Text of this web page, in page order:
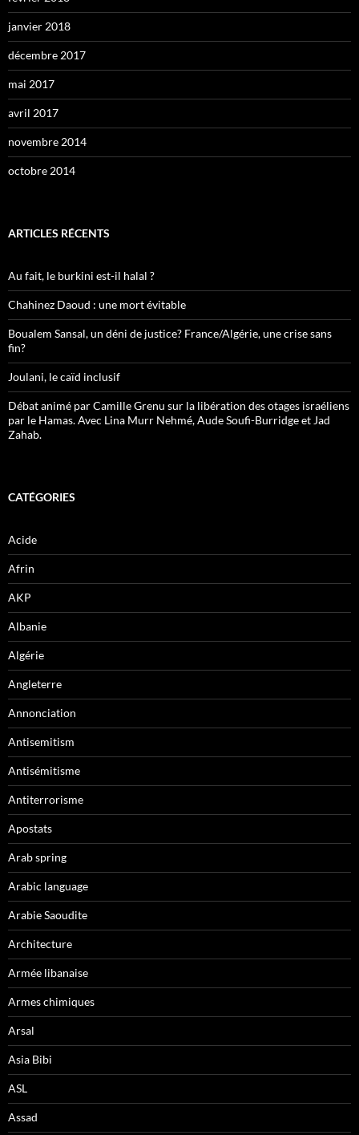
janvier 2018
décembre 2017
mai 2017
avril 2017
novembre 2014
octobre 2014
ARTICLES RÉCENTS
Au fait, le burkini est-il halal ?
Chahinez Daoud : une mort évitable
Boualem Sansal, un déni de justice? France/Algérie, une crise sans
fin?
Joulani, le caïd inclusif
Débat animé par Camille Grenu sur la libération des otages israéliens
par le Hamas. Avec Lina Murr Nehmé, Aude Soufi-Burridge et Jad
Zahab.
CATÉGORIES
Acide
Afrin
AKP
Albanie
Algérie
Angleterre
Annonciation
Antisemitism
Antisémitisme
Antiterrorisme
Apostats
Arab spring
Arabic language
Arabie Saoudite
Architecture
Armée libanaise
Armes chimiques
Arsal
Asia Bibi
ASL
Assad